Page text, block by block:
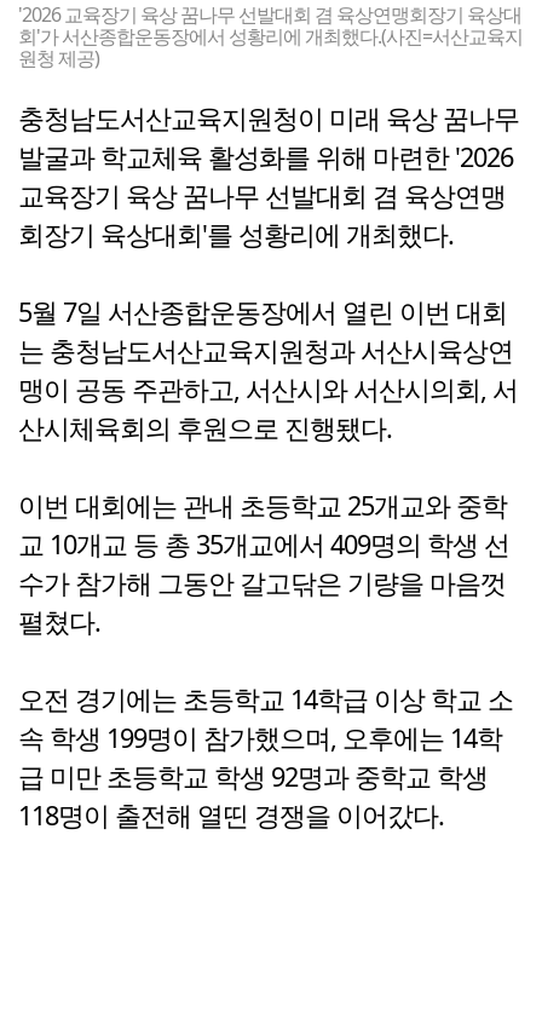
'2026 교육장기 육상 꿈나무 선발대회 겸 육상연맹회장기 육상대
회'가 서산종합운동장에서 성황리에 개최했다.(사진=서산교육지
원청 제공)
충청남도서산교육지원청이 미래 육상 꿈나무
발굴과 학교체육 활성화를 위해 마련한 '2026
교육장기 육상 꿈나무 선발대회 겸 육상연맹
회장기 육상대회'를 성황리에 개최했다.
5월 7일 서산종합운동장에서 열린 이번 대회
는 충청남도서산교육지원청과 서산시육상연
맹이 공동 주관하고, 서산시와 서산시의회, 서
산시체육회의 후원으로 진행됐다.
이번 대회에는 관내 초등학교 25개교와 중학
교 10개교 등 총 35개교에서 409명의 학생 선
수가 참가해 그동안 갈고닦은 기량을 마음껏
펼쳤다.
오전 경기에는 초등학교 14학급 이상 학교 소
속 학생 199명이 참가했으며, 오후에는 14학
급 미만 초등학교 학생 92명과 중학교 학생
118명이 출전해 열띤 경쟁을 이어갔다.